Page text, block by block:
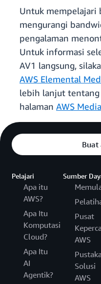
Untuk mempelajari
mengurangi
pengalaman
Untuk informasi
AV1 langsung,
AWS Elemental
lebih lanjut tentang
halaman AWS
Buat
Pelajari
Apa itu
AWS?
Apa Itu
Komputasi
Cloud?
Apa Itu
AI
Agentik?
Sumber
Pusat
AWS
Solusi
AWS